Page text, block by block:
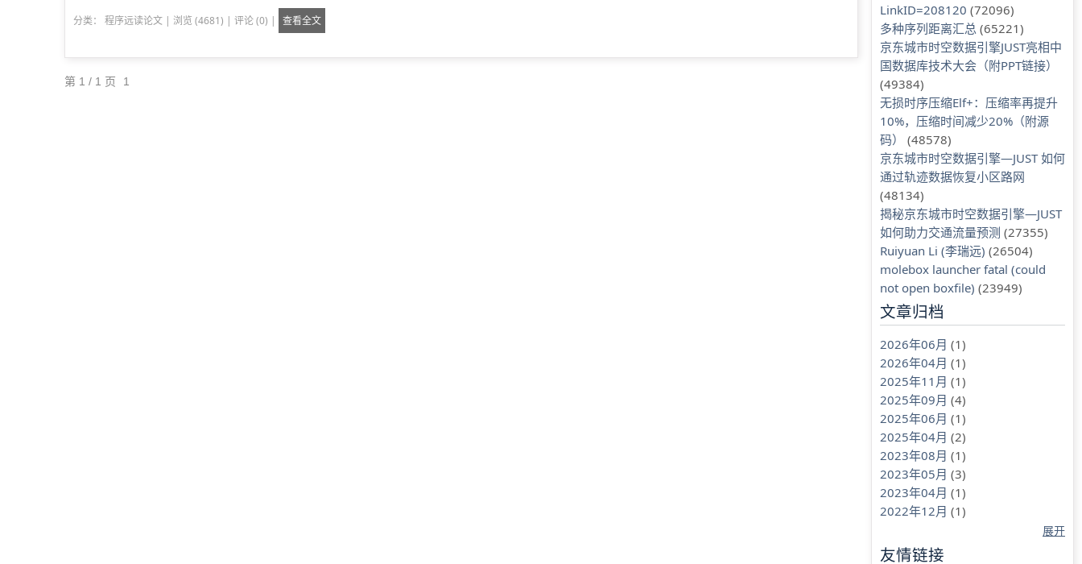
LinkID=208120 (72096)
多种序列距离汇总 (65221)
京东城市时空数据引擎JUST亮相中
国数据库技术大会（附PPT链接）
(49384)
无损时序压缩Elf+：压缩率再提升
10%，压缩时间减少20%（附源
码）
(48578)
京东城市时空数据引擎—JUST 如何
通过轨迹数据恢复小区路网
(48134)
揭秘京东城市时空数据引擎—JUST
如何助力交通流量预测 (27355)
Ruiyuan Li (李瑞远) (26504)
molebox launcher fatal (could
not open boxfile) (23949)
文章归档
2026年06月 (1)
2026年04月 (1)
2025年11月 (1)
2025年09月 (4)
2025年06月 (1)
2025年04月 (2)
2023年08月 (1)
2023年05月 (3)
2023年04月 (1)
2022年12月 (1)
展开
友情链接
分类： 程序远读论文 | 浏览 (4681) | 评论 (0) | 查看全文
第 1 / 1 页 1